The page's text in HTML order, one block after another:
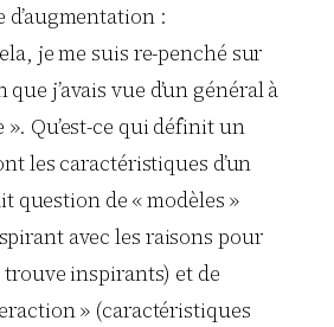
d’augmentation :
je me suis re-penché sur
j’avais vue d’un général à
Qu’est-ce qui définit un
les caractéristiques d’un
question de « modèles »
avec les raisons pour
inspirants) et de
» (caractéristiques